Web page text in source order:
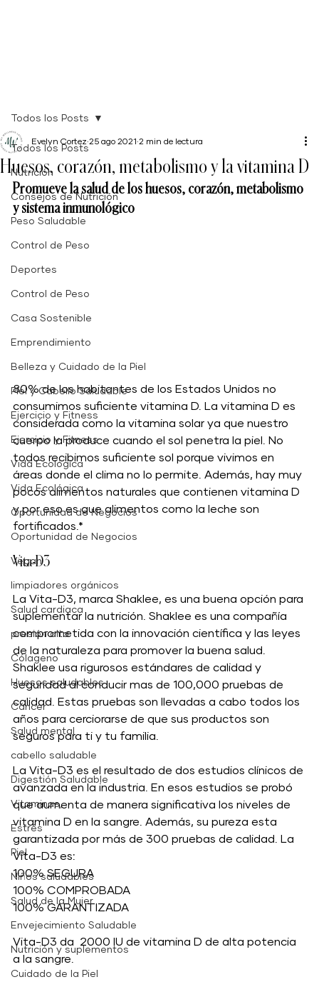
Todos los Posts
Nutrición
Consejos de Nutrición
Peso Saludable
Control de Peso
Deportes
Control de Peso
Casa Sostenible
Emprendimiento
Belleza y Cuidado de la Piel
Piel y Cabello Saludable
Ejercicio y Fitness
Ejercicio y Fitness
Vida Ecológica
Vida Ecológica
Oportunidad de Negocios
Oportunidad de Negocios
Vegan
limpiadores orgánicos
Salud cardiaca
presión alta
Cólageno
Huesos saludables
Cáncer
Salud mental
cabello saludable
Digestión Saludable
Vitaminas,
Estrés
Piel
Niños saludables
Salud de la Mujer
Envejecimiento Saludable
Nutrición y suplementos
Cuidado de la Piel
Todos los Posts
Huesos, corazón, metabolismo y la vitamina D
Evelyn Cortez 25 ago 2021 2 min de lectura
Promueve la salud de los huesos, corazón, metabolismo
y sistema inmunológico
80% de los habitantes de los Estados Unidos no
consumimos suficiente vitamina D. La vitamina D es
considerada como la vitamina solar ya que nuestro
cuerpo la produce cuando el sol penetra la piel. No
todos recibimos suficiente sol porque vivimos en
áreas donde el clima no lo permite. Además, hay muy
pocos alimentos naturales que contienen vitamina D
y por eso es que alimentos como la leche son
fortificados.*
Vita-D3
La Vita-D3, marca Shaklee, es una buena opción para
suplementar la nutrición. Shaklee es una compañía
comprometida con la innovación científica y las leyes
de la naturaleza para promover la buena salud.
Shaklee usa rigurosos estándares de calidad y
seguridad al conducir mas de 100,000 pruebas de
calidad. Estas pruebas son llevadas a cabo todos los
años para cerciorarse de que sus productos son
seguros para ti y tu familia.
La Vita-D3 es el resultado de dos estudios clínicos de
avanzada en la industria. En esos estudios se probó
que aumenta de manera significativa los niveles de
vitamina D en la sangre. Además, su pureza esta
garantizada por más de 300 pruebas de calidad. La
Vita-D3 es:
100% SEGURA
100% COMPROBADA
100% GARANTIZADA
Vita-D3 da  2000 IU de vitamina D de alta potencia
a la sangre.